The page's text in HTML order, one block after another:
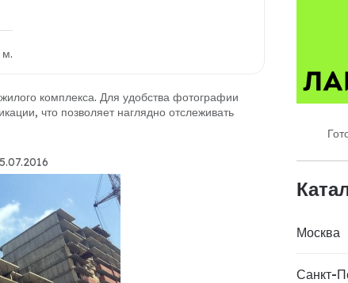
м.
комплекса. Для удобства фотографии
что позволяет наглядно отслеживать
Москва
Санкт-